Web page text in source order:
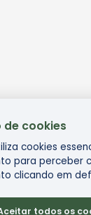
de cookies
cookies
para perceber
clicando em
todos os